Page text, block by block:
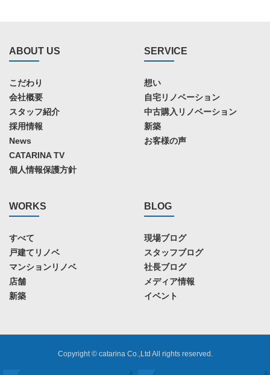
ABOUT US
こだわり
会社概要
スタッフ紹介
採用情報
News
CATARINA TV
個人情報保護方針
SERVICE
想い
自宅リノベーション
中古購入リノベーション
新築
お客様の声
WORKS
すべて
戸建てリノベ
マンションリノベ
店舗
新築
BLOG
現場ブログ
スタッフブログ
社長ブログ
メディア情報
イベント
Copyright © catarina Co.,Ltd All rights reserved.